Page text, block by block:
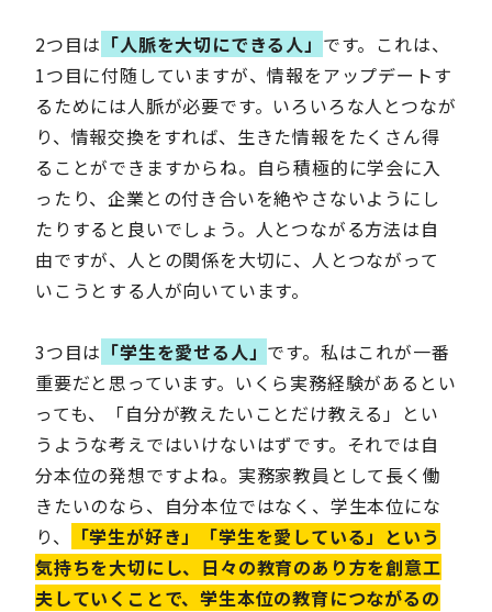
2つ目は 「人脈を大切にできる人」 です。これは、
1つ目に付随していますが、情報をアップデートす
るためには人脈が必要です。いろいろな人とつなが
り、情報交換をすれば、生きた情報をたくさん得
ることができますからね。自ら積極的に学会に入
ったり、企業との付き合いを絶やさないようにし
たりすると良いでしょう。人とつながる方法は自
由ですが、人との関係を大切に、人とつながって
いこうとする人が向いています。
3つ目は 「学生を愛せる人」 です。私はこれが一番
重要だと思っています。いくら実務経験があるとい
っても、「自分が教えたいことだけ教える」とい
うような考えではいけないはずです。それでは自
分本位の発想ですよね。実務家教員として長く働
きたいのなら、自分本位ではなく、学生本位にな
り、
「学生が好き」「学生を愛している」という
気持ちを大切にし、日々の教育のあり方を創意工
夫していくことで、学生本位の教育につながるの